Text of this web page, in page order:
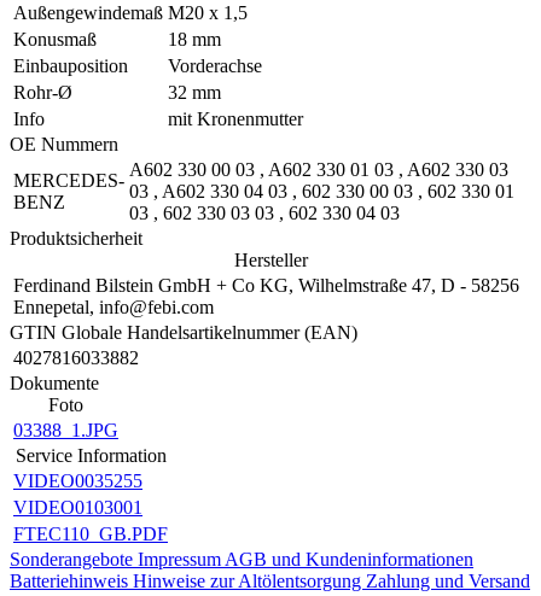
Außengewindemaß M20 x 1,5
Konusmaß
18 mm
Einbauposition
Vorderachse
Rohr-Ø
32 mm
Info
mit Kronenmutter
OE Nummern
MERCEDES-
BENZ
A602 330 00 03 , A602 330 01 03 , A602 330 03
03 , A602 330 04 03 , 602 330 00 03 , 602 330 01
03 , 602 330 03 03 , 602 330 04 03
Produktsicherheit
Hersteller
Ferdinand Bilstein GmbH + Co KG, Wilhelmstraße 47, D - 58256
Ennepetal, info@febi.com
GTIN Globale Handelsartikelnummer (EAN)
4027816033882
Dokumente
Foto
03388_1.JPG
Service Information
VIDEO0035255
VIDEO0103001
FTEC110_GB.PDF
Sonderangebote Impressum AGB und Kundeninformationen
Batteriehinweis Hinweise zur Altölentsorgung Zahlung und Versand